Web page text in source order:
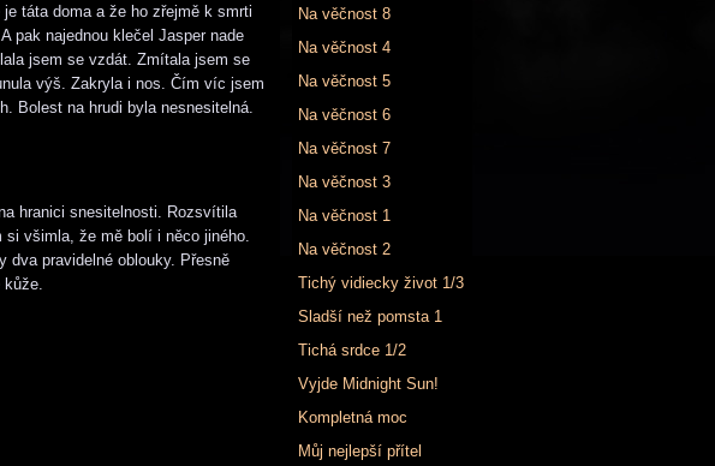
táta doma a že ho zřejmě k smrti
pak najednou klečel Jasper nade
jsem se vzdát. Zmítala jsem se
výš. Zakryla i nos. Čím víc jsem
Bolest na hrudi byla nesnesitelná.
hranici snesitelnosti. Rozsvítila
všimla, že mě bolí i něco jiného.
dva pravidelné oblouky. Přesně
Na věčnost 8
Na věčnost 4
Na věčnost 5
Na věčnost 6
Na věčnost 7
Na věčnost 3
Na věčnost 1
Na věčnost 2
Tichý vidiecky život 1/3
Sladší než pomsta 1
Tichá srdce 1/2
Vyjde Midnight Sun!
Kompletná moc
Můj nejlepší přítel